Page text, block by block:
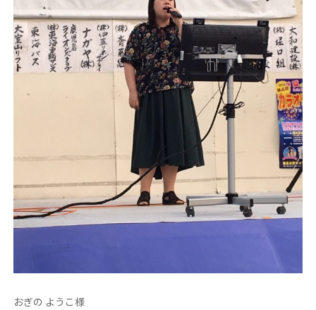
おぎの ようこ様